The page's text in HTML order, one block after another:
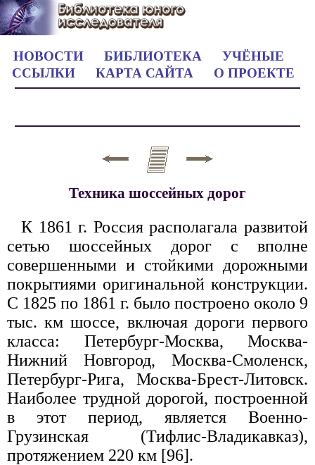
НОВОСТИ БИБЛИОТЕКА
УЧЁНЫЕ
ССЫЛКИ
КАРТА САЙТА О ПРОЕКТЕ
Техника шоссейных дорог
К 1861 г. Россия располагала развитой
сетью шоссейных дорог с вполне
совершенными и стойкими дорожными
покрытиями оригинальной конструкции.
С 1825 по 1861 г. было построено около 9
тыс. км шоссе, включая дороги первого
класса: Петербург-Москва, Москва-
Нижний Новгород, Москва-Смоленск,
Петербург-Рига, Москва-Брест-Литовск.
Наиболее трудной дорогой, построенной
в этот период, является Военно-
Грузинская (Тифлис-Владикавказ),
протяжением 220 км [96].